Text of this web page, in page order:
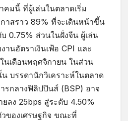
คมนี้ ที่ผู้เล่นในตลาดเริ่ม
าสราว 89% ที่จะเดินหน้าขึ้น
0.75% ส่วนในฝั่งจีน ผู้เล่น
านอัตราเงินเฟ้อ CPI และ
นเดือนพฤศจิกายน ในส่วน
บรรดานักวิเคราะห์ในตลาด
รกลางฟิลิปปินส์ (BSP) อาจ
ลง 25bps สู่ระดับ 4.50%
ของเศรษฐกิจ ขณะที่